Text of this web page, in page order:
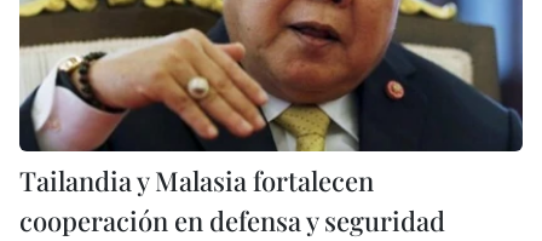
Tailandia y Malasia fortalecen
cooperación en defensa y seguridad